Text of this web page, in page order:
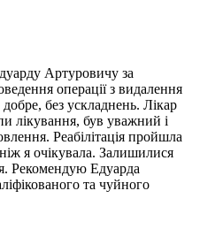
Артуровичу за
операції з видалення
без ускладнень. Лікар
лікування, був уважний і
Реабілітація пройшла
я очікувала. Залишилися
Рекомендую Едуарда
та чуйного